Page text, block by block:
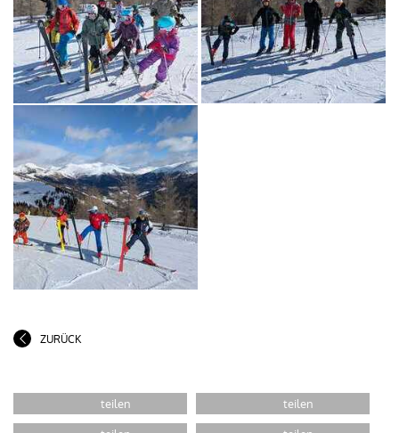
ZURÜCK